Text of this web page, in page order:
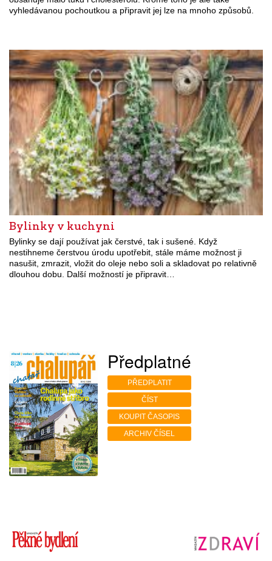
vyhledávanou pochoutkou a připravit jej lze na mnoho způsobů.
Bylinky v kuchyni
Bylinky se dají používat jak čerstvé, tak i sušené. Když
nestihneme čerstvou úrodu upotřebit, stále máme možnost ji
nasušit, zmrazit, vložit do oleje nebo soli a skladovat po relativně
dlouhou dobu. Další možností je připravit…
Předplatné
PŘEDPLATIT
ČÍST
KOUPIT ČASOPIS
ARCHIV ČÍSEL